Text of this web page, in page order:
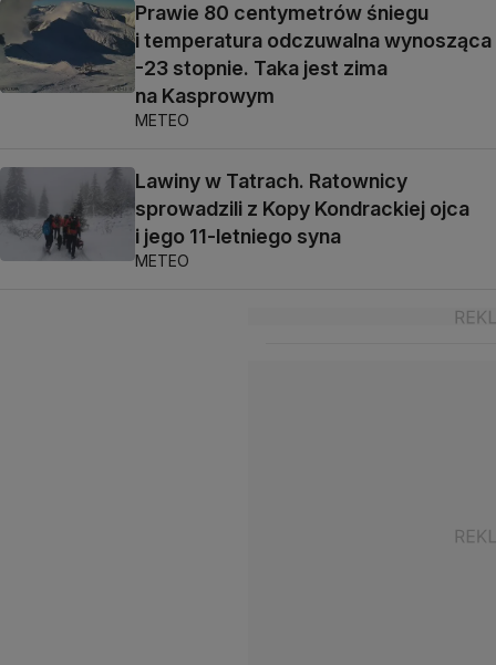
Prawie 80 centymetrów śniegu
i temperatura odczuwalna wynosząca
-23 stopnie. Taka jest zima
na Kasprowym
METEO
Lawiny w Tatrach. Ratownicy
sprowadzili z Kopy Kondrackiej ojca
i jego 11-letniego syna
METEO